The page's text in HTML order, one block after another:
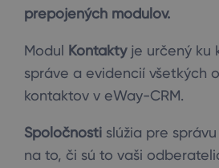
prepojených modulov.
Modul Kontaktyje určený ku
správe a evidencií všetkých
kontaktov v eWay-CRM.
Spoločnosti slúžia pre
na to, či sú to vaši